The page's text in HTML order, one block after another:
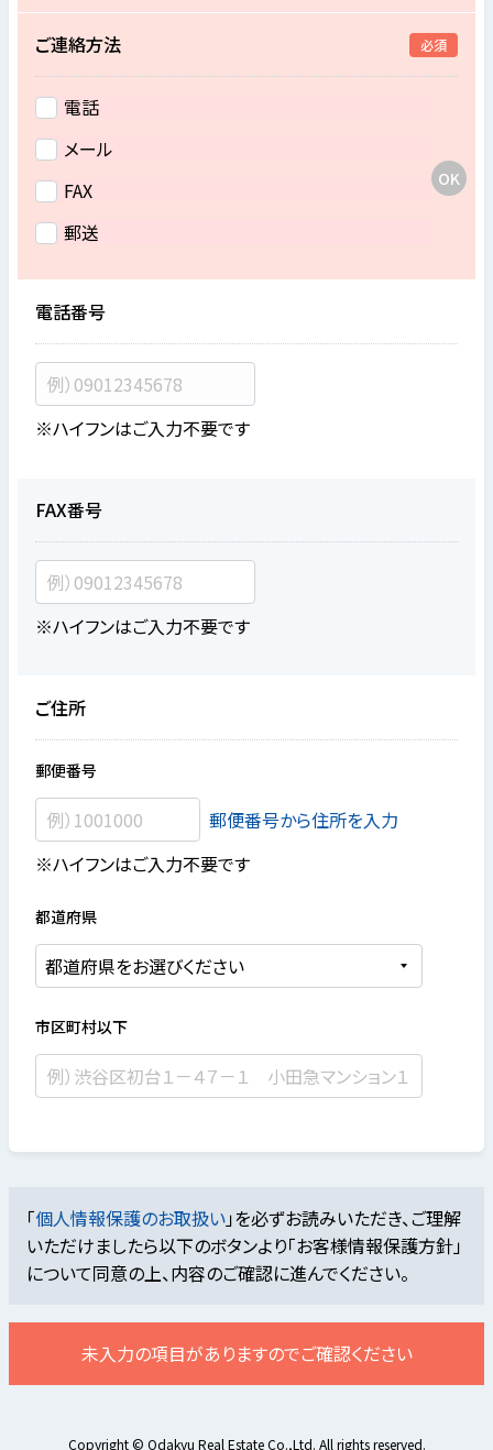
ご連絡方法 必須
電話
メール
FAX
郵送
電話番号
※ハイフンはご入力不要です
FAX番号
※ハイフンはご入力不要です
ご住所
郵便番号
郵便番号から住所を入力
※ハイフンはご入力不要です
都道府県
市区町村以下
「個人情報保護のお取扱い」を必ずお読みいただき、ご理解
いただけましたら以下のボタンより「お客様情報保護方針」
について同意の上、内容のご確認に進んでください。
未入力の項目がありますのでご確認ください
Copyright © Odakyu Real Estate Co.,Ltd. All rights reserved.